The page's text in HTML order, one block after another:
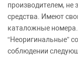
производителем, не
средства. Имеют
каталожные номера.
“Неоригинальные”
соблюдении